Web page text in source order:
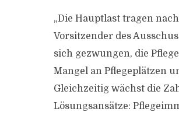
„Die Hauptlast tragen
Vorsitzender des
sich gezwungen, die
Mangel an Pflegeplätzen
Gleichzeitig wächst die
Lösungsansätze: